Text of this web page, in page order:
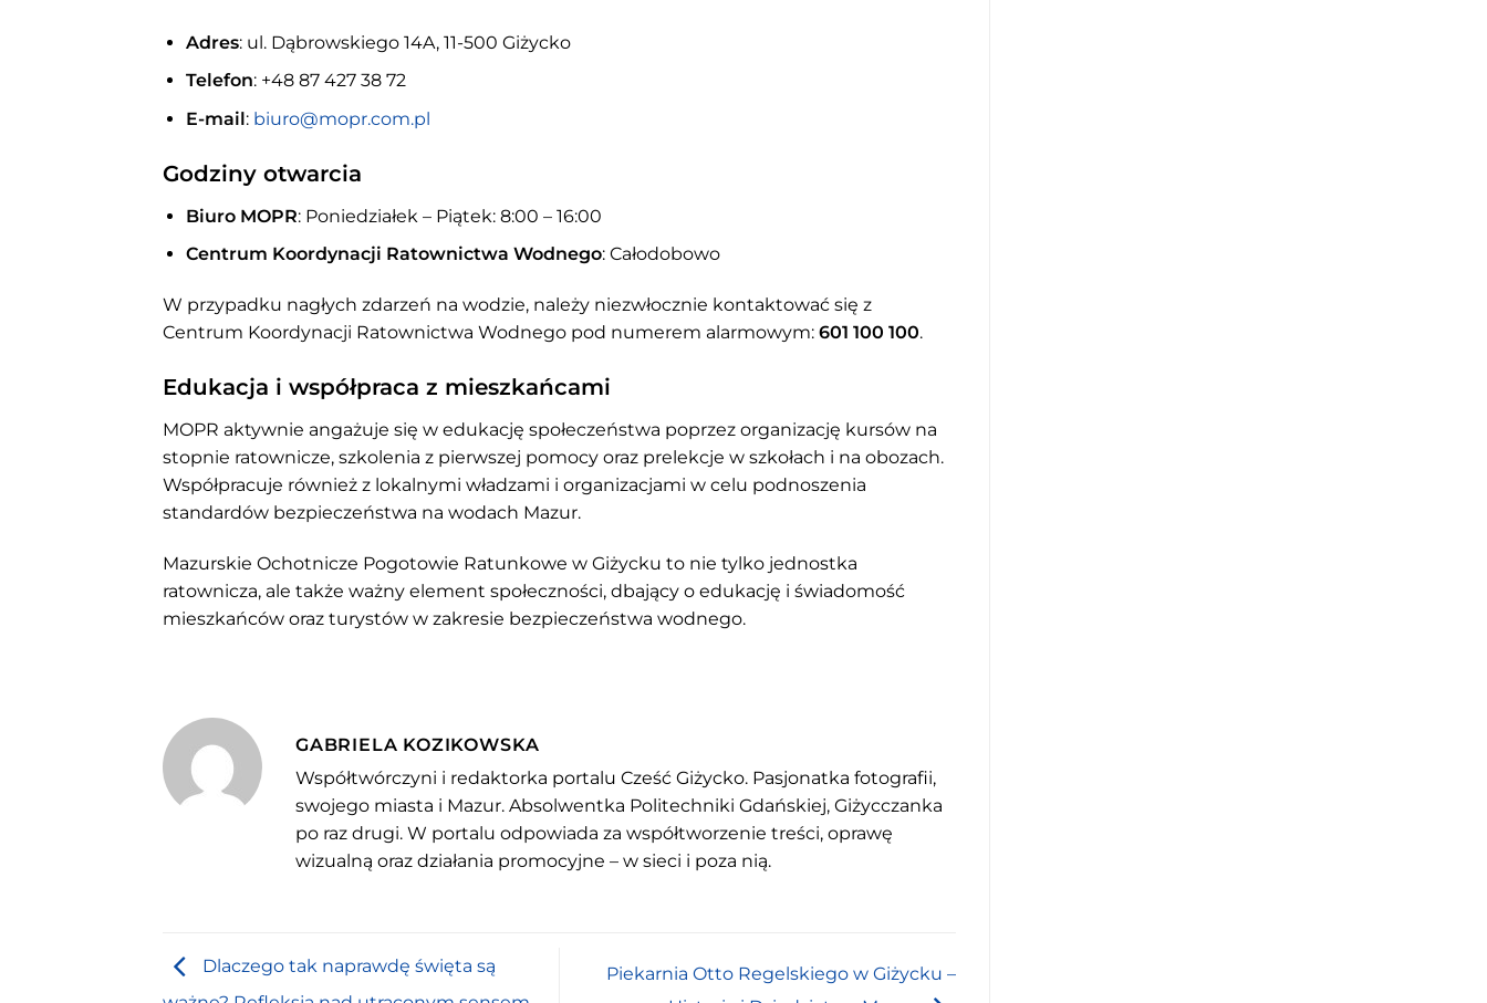
Adres: ul. Dąbrowskiego 14A, 11-500 Giżycko
Telefon: +48 87 427 38 72
E-mail: biuro@mopr.com.pl
Godziny otwarcia
Biuro MOPR: Poniedziałek – Piątek: 8:00 – 16:00
Centrum Koordynacji Ratownictwa Wodnego: Całodobowo
W przypadku nagłych zdarzeń na wodzie, należy niezwłocznie kontaktować się z
Centrum Koordynacji Ratownictwa Wodnego pod numerem alarmowym: 601 100 100.
Edukacja i współpraca z mieszkańcami
MOPR aktywnie angażuje się w edukację społeczeństwa poprzez organizację kursów na
stopnie ratownicze, szkolenia z pierwszej pomocy oraz prelekcje w szkołach i na obozach.
Współpracuje również z lokalnymi władzami i organizacjami w celu podnoszenia
standardów bezpieczeństwa na wodach Mazur.
Mazurskie Ochotnicze Pogotowie Ratunkowe w Giżycku to nie tylko jednostka
ratownicza, ale także ważny element społeczności, dbający o edukację i świadomość
mieszkańców oraz turystów w zakresie bezpieczeństwa wodnego.
GABRIELA KOZIKOWSKA
Współtwórczyni i redaktorka portalu Cześć Giżycko. Pasjonatka fotografii,
swojego miasta i Mazur. Absolwentka Politechniki Gdańskiej, Giżycczanka
po raz drugi. W portalu odpowiada za współtworzenie treści, oprawę
wizualną oraz działania promocyjne – w sieci i poza nią.
Dlaczego tak naprawdę święta są
Piekarnia Otto Regelskiego w Giżycku –